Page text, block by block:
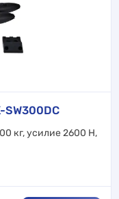
SW300DC
кг, усилие 2600 Н,